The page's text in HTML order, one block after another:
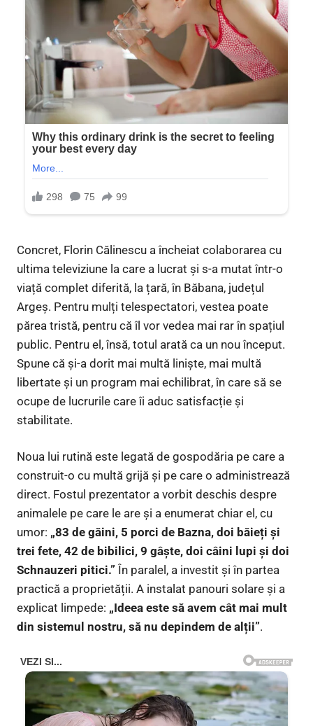
Concret, Florin Călinescu a încheiat colaborarea cu
ultima televiziune la care a lucrat și s-a mutat într-o
viață complet diferită, la țară, în Băbana, județul
Argeș. Pentru mulți telespectatori, vestea poate
părea tristă, pentru că îl vor vedea mai rar în spațiul
public. Pentru el, însă, totul arată ca un nou început.
Spune că și-a dorit mai multă liniște, mai multă
libertate și un program mai echilibrat, în care să se
ocupe de lucrurile care îi aduc satisfacție și
stabilitate.
Noua lui rutină este legată de gospodăria pe care a
construit-o cu multă grijă și pe care o administrează
direct. Fostul prezentator a vorbit deschis despre
animalele pe care le are și a enumerat chiar el, cu
umor: „83 de găini, 5 porci de Bazna, doi băieți și
trei fete, 42 de bibilici, 9 gâște, doi câini lupi și doi
Schnauzeri pitici.” În paralel, a investit și în partea
practică a proprietății. A instalat panouri solare și a
explicat limpede: „Ideea este să avem cât mai mult
din sistemul nostru, să nu depindem de alții”.